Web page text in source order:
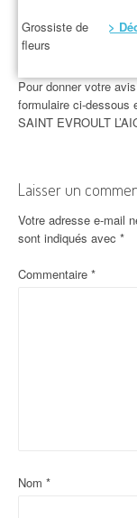
Grossiste de
fleurs
>
Pour donner votre
formulaire ci-dessous
SAINT EVROULT
Laisser un
Votre adresse e-mail
sont indiqués avec *
Commentaire *
Nom *